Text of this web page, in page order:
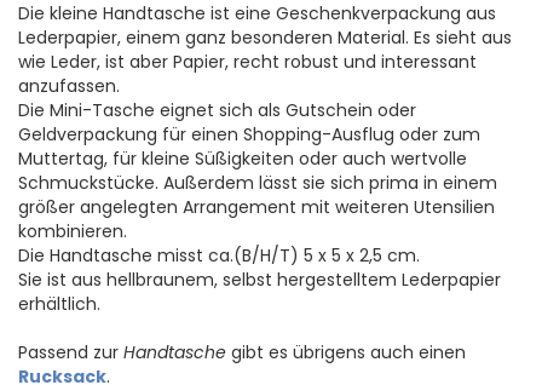
Die kleine Handtasche ist eine Geschenkverpackung aus
Lederpapier, einem ganz besonderen Material. Es sieht aus
wie Leder, ist aber Papier, recht robust und interessant
anzufassen.
Die Mini-Tasche eignet sich als Gutschein oder
Geldverpackung für einen Shopping-Ausflug oder zum
Muttertag, für kleine Süßigkeiten oder auch wertvolle
Schmuckstücke. Außerdem lässt sie sich prima in einem
größer angelegten Arrangement mit weiteren Utensilien
kombinieren.
Die Handtasche misst ca.(B/H/T) 5 x 5 x 2,5 cm.
Sie ist aus hellbraunem, selbst hergestelltem Lederpapier
erhältlich.
Passend zur Handtasche gibt es übrigens auch einen
Rucksack.